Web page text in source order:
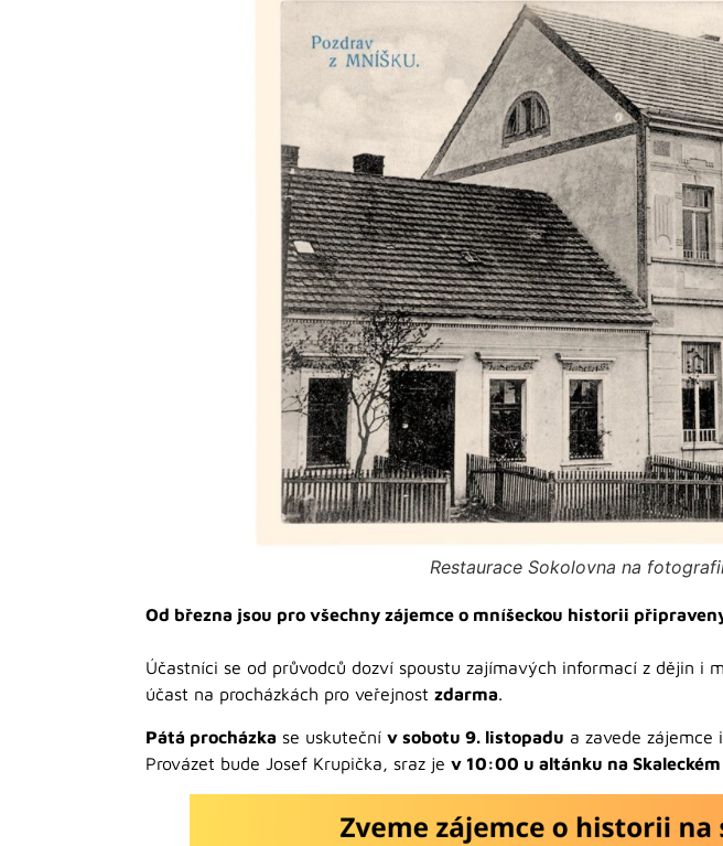
Restaurace Sokolovna na
Od března jsou pro všechny zájemce o mníšeckou historii
Účastníci se od průvodců dozví spoustu zajímavých informací z dějin i
účast na procházkách pro veřejnost zdarma.
Pátá procházka se uskuteční v sobotu 9. listopadu a zavede zájemce
Provázet bude Josef Krupička, sraz je v 10:00 u altánku na